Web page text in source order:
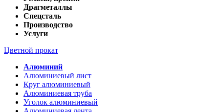
Драгметаллы
Спецсталь
Производство
Услуги
Цветной прокат
Алюминий
Алюминиевый лист
Круг алюминиевый
Алюминиевая труба
Уголок алюминиевый